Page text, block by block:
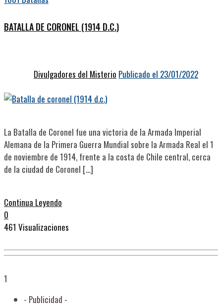
BATALLA DE CORONEL (1914 D.C.)
Divulgadores del Misterio Publicado el 23/01/2022
La Batalla de Coronel fue una victoria de la Armada Imperial
Alemana de la Primera Guerra Mundial sobre la Armada Real el 1
de noviembre de 1914, frente a la costa de Chile central, cerca
de la ciudad de Coronel […]
Continua Leyendo
0
461 Visualizaciones
1
- Publicidad -